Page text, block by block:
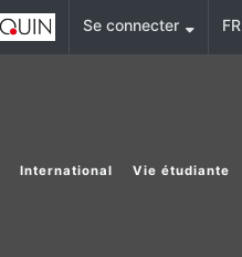
Se connecter FR
International Vie étudiante